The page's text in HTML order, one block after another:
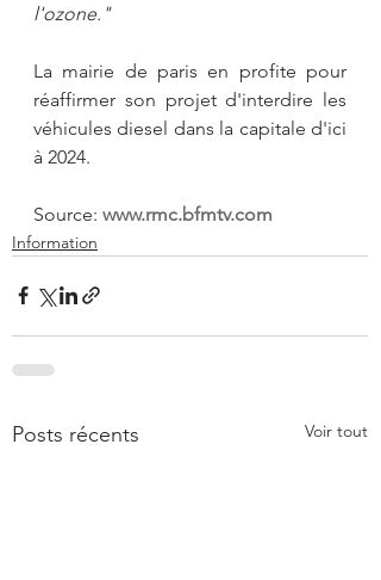
l'ozone."
La mairie de paris en profite pour
réaffirmer son projet d'interdire les
véhicules diesel dans la capitale d'ici
à 2024.
Source: www.rmc.bfmtv.com
Information
Posts récents Voir tout